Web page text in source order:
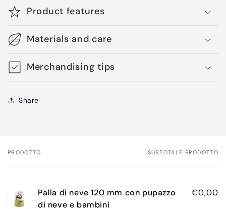
Product features
Materials and care
Merchandising tips
Share
Il
PRODOTTO SUBTOTALE PRODOTTO
Palla di neve 120 mm con pupazzo
di neve e bambini
€0,00